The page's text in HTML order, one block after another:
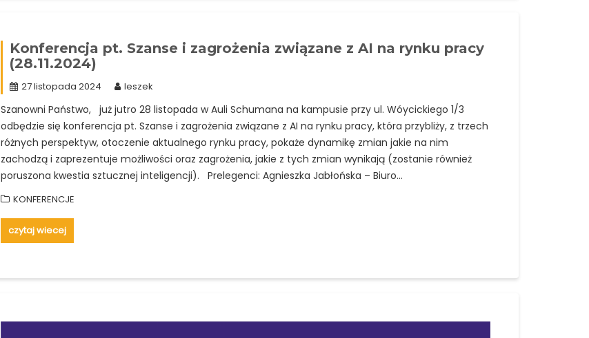
Konferencja pt. Szanse i zagrożenia związane z AI na rynku pracy
(28.11.2024)
27 listopada 2024 leszek
Szanowni Państwo, już jutro 28 listopada w Auli Schumana na kampusie przy ul. Wóycickiego 1/3
odbędzie się konferencja pt. Szanse i zagrożenia związane z AI na rynku pracy, która przybliży, z trzech
różnych perspektyw, otoczenie aktualnego rynku pracy, pokaże dynamikę zmian jakie na nim
zachodzą i zaprezentuje możliwości oraz zagrożenia, jakie z tych zmian wynikają (zostanie również
poruszona kwestia sztucznej inteligencji). Prelegenci: Agnieszka Jabłońska – Biuro…
KONFERENCJE
czytaj wiecej